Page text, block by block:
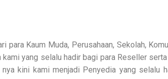
Kaum Muda, Perusahaan, Sekolah,
yang selalu hadir bagi para Reseller
kini kami menjadi Penyedia yang selalu